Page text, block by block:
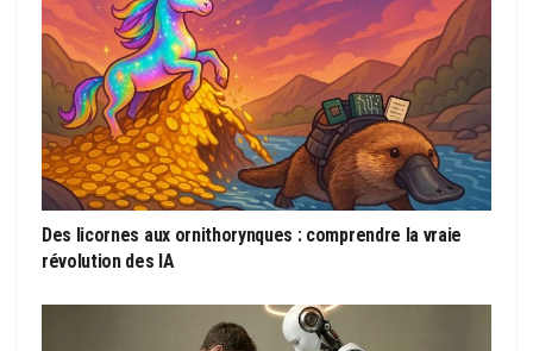
Des licornes aux ornithorynques : comprendre la vraie
révolution des IA